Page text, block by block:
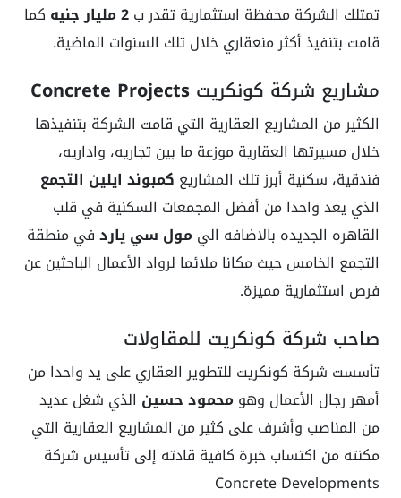
تمتلك الشركة محفظة استثمارية تقدر ب2 مليار جنيه
كما
قامت بتنفيذ أكثر منعقاري خلال تلك السنوات الماضية.
مشاريع شركة كونكريت
الكثير من المشاريع العقارية التي قامت الشركة بتنفيذها
خلال مسيرتها العقارية موزعة ما بين تجاريه، واداريه،
فندقية، سكنية أبرز تلك المشاريع كمبوند ايلين التجمع
الذي يعد واحدا من أفضل المجمعات السكنية في قلب
القاهره الجديده بالاضافه اليمول سي ياردفي منطقة
التجمع الخامس حيث مكانا ملائما لرواد الأعمال الباحثين عن
فرص استثمارية مميزة.
صاحب شركة كونكريت للمقاولات
تأسست شركة كونكريت للتطوير العقاري على يد واحدا من
أمهر رجال الأعمال وهومحمود حسين الذي شغل عديد
من المناصب وأشرف على كثير من المشاريع العقارية التي
مكنته من اكتساب خبرة كافية قادته إلى تأسيس شركة
Concrete Developments